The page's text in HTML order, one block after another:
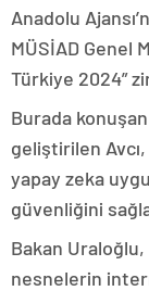
Anadolu
MÜSİAD Genel
Türkiye 2024”
Burada
geliştirilen
yapay zeka
güvenliğini
Bakan
nesnelerin